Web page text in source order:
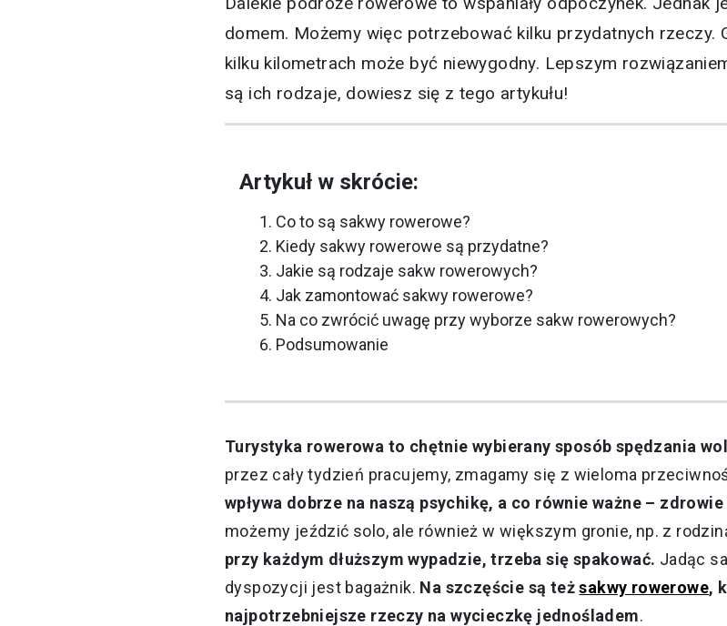
domem. Możemy więc potrzebować kilku przydatnych rzeczy.
kilku kilometrach może być niewygodny. Lepszym
są ich rodzaje, dowiesz się z tego artykułu!
Artykuł w skrócie:
Co to są sakwy rowerowe?
Kiedy sakwy rowerowe są przydatne?
Jakie są rodzaje sakw rowerowych?
Jak zamontować sakwy rowerowe?
Na co zwrócić uwagę przy wyborze sakw rowerowych?
Podsumowanie
Turystyka rowerowa to chętnie wybierany sposób spędzania
przez cały tydzień pracujemy, zmagamy się z wieloma
wpływa dobrze na naszą psychikę, a co równie ważne –
możemy jeździć solo, ale również w większym gronie, np. z
przy każdym dłuższym wypadzie, trzeba się spakować. Jadąc
dyspozycji jest bagażnik. Na szczęście są teżsakwy rowerowe,
najpotrzebniejsze rzeczy na wycieczkę jednośladem.